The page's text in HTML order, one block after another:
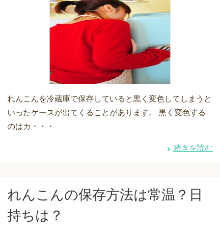
れんこんを冷蔵庫で保存していると黒く変色してしまうと
いったケースが出てくることがあります。 黒く変色する
のはカ・・・
続きを読む
れんこんの保存方法は常温？日
持ちは？